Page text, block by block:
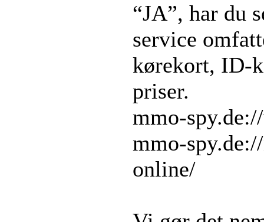
“JA”, har du
service
kørekort, ID-
priser.
mmo-
mmo-
online/